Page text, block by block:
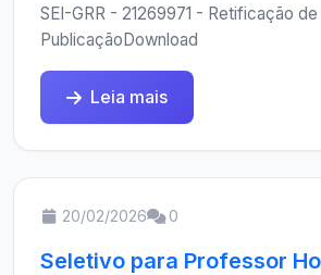
SEI-GRR - 21269971 - Retificação de
PublicaçãoDownload
Leia mais
20/02/2026 0
Seletivo para Professor